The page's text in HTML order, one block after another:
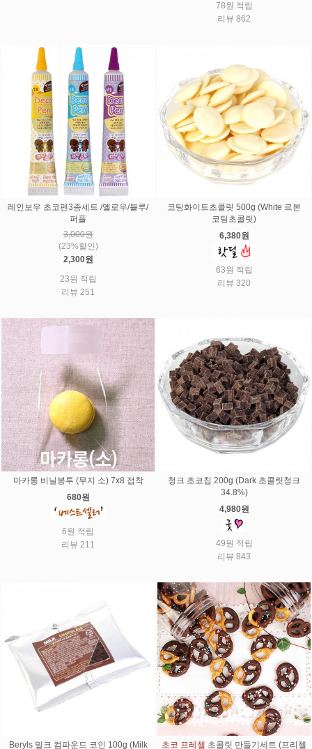
78원 적립
리뷰 862
레인보우 초코펜3종세트 /옐로우/블루/
퍼플
3,000원
(23%할인)
2,300원
23원 적립
리뷰 251
코팅화이트초콜릿 500g (White 르본
코팅초콜릿)
6,380원
63원 적립
리뷰 320
마카롱 비닐봉투 (무지 소) 7x8 접착
680원
6원 적립
리뷰 211
청크 초코칩 200g (Dark 초콜릿청크
34.8%)
4,980원
49원 적립
리뷰 843
Beryls 밀크 컴파운드 코인 100g (Milk 초코 프레첼 초콜릿 만들기세트 (프리첼